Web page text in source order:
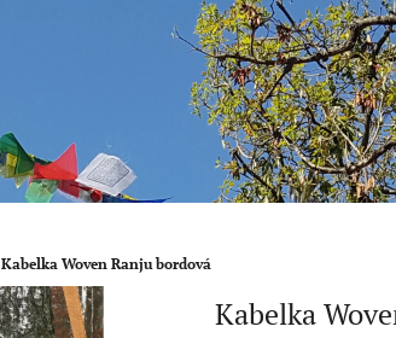
Kabelka Woven Ranju bordová
Kabelka